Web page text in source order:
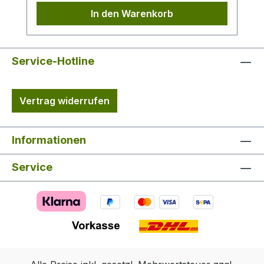
In den Warenkorb
Service-Hotline
Vertrag widerrufen
Informationen
Service